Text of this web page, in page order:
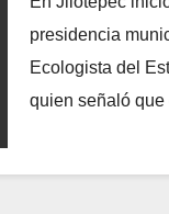
presidencia
Ecologista del
quien señaló que